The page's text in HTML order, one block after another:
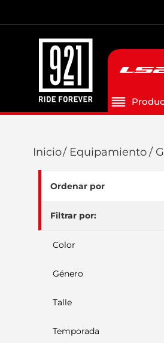
Equipamiento
Color
Rojo
Género
Talle
M
Temporada